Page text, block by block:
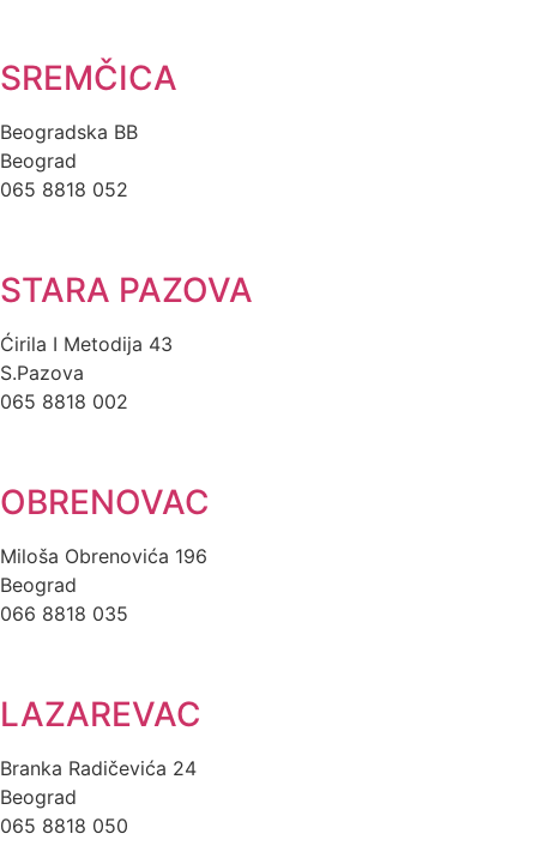
SREMČICA
Beogradska BB
Beograd
065 8818 052
STARA PAZOVA
Ćirila I Metodija 43
S.Pazova
065 8818 002
OBRENOVAC
Miloša Obrenovića 196
Beograd
066 8818 035
LAZAREVAC
Branka Radičevića 24
Beograd
065 8818 050